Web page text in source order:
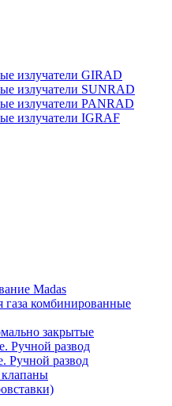
излучатели GIRAD
излучатели SUNRAD
излучатели PANRAD
излучатели IGRAF
Madas
газа комбинированные
закрытые
Ручной развод
Ручной развод